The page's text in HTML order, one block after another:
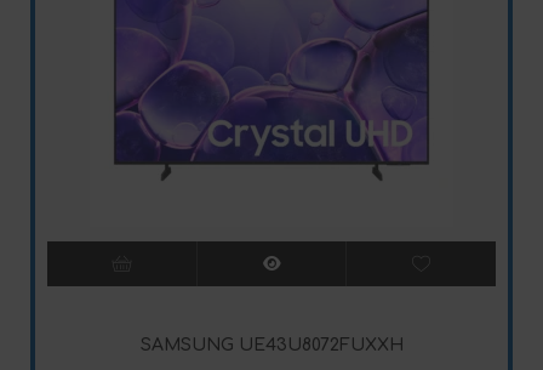
SAMSUNG UE43U8072FUXXH